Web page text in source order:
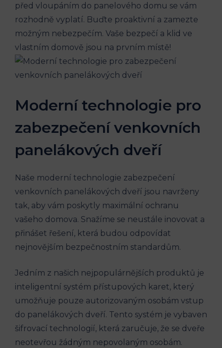
před vloupáním do panelového domu se vám
rozhodně vyplatí. Buďte proaktivní a zamezte
možným nebezpečím. Vaše bezpečí a klid ve
vlastním domově jsou na prvním místě!
Moderní technologie pro
zabezpečení venkovních
panelákových dveří
Naše moderní technologie zabezpečení
venkovních panelákových dveří jsou navrženy
tak, aby vám poskytly maximální ochranu
vašeho domova. Snažíme se neustále inovovat a
přinášet řešení, která budou odpovídat
nejnovějším bezpečnostním standardům.
Jedním z našich nejpopulárnějších produktů je
inteligentní systém přístupových karet, který
umožňuje pouze autorizovaným osobám vstup
do panelákových dveří. Tento systém je vybaven
šifrovací technologií, která zaručuje, že se dveře
neotevřou žádným nepovolaným osobám.